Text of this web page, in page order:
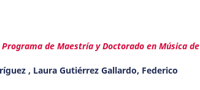
de Maestría y Doctorado en Música de
, Laura Gutiérrez Gallardo, Federico